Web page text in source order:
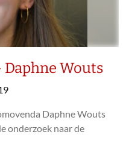
Daphne Wouts
Daphne Wouts
onderzoek naar de